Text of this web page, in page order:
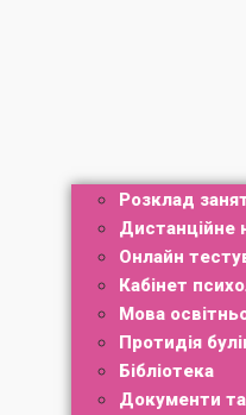
Розклад
Дистанційне
Онлайн
Кабінет
Мова
Протидія
Бібліотека
Документи